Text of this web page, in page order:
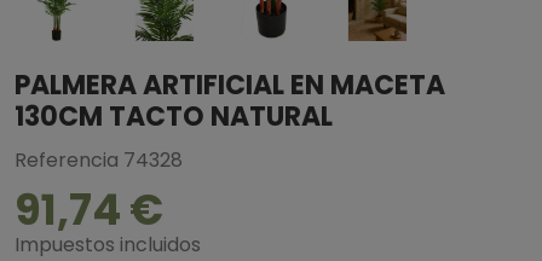
PALMERA ARTIFICIAL EN MACETA
130CM TACTO NATURAL
Referencia 74328
91,74 €
Impuestos incluidos